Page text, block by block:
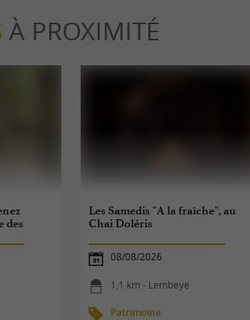
À PROXIMITÉ
des
Les Samedis "A la fraîche", au
Chai Doléris
08/08/2026
1,1 km - Lembeye
Patrimoine